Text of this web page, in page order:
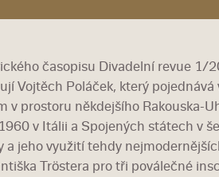
časopisu Divadelní revue 1/
Vojtěch Poláček, který
v prostoru někdejšího Rakouska-
v Itálii a Spojených státech v
a jeho využití tehdy
Tröstera pro tři poválečné